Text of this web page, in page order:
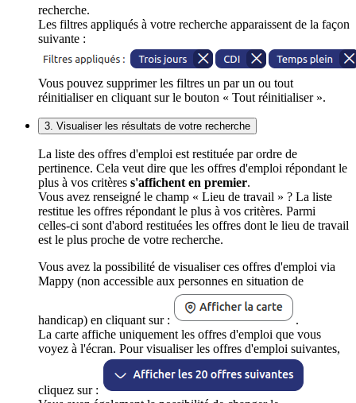
recherche.
Les filtres appliqués à votre recherche apparaissent de la façon
suivante :
Vous pouvez supprimer les filtres un par un ou tout
réinitialiser en cliquant sur le bouton « Tout réinitialiser ».
3. Visualiser les résultats de votre recherche
La liste des offres d'emploi est restituée par ordre de
pertinence. Cela veut dire que les offres d'emploi répondant le
plus à vos critères s'affichent en premier.
Vous avez renseigné le champ « Lieu de travail » ? La liste
restitue les offres répondant le plus à vos critères. Parmi
celles-ci sont d'abord restituées les offres dont le lieu de travail
est le plus proche de votre recherche.
Vous avez la possibilité de visualiser ces offres d'emploi via
Mappy (non accessible aux personnes en situation de
handicap) en cliquant sur :
.
La carte affiche uniquement les offres d'emploi que vous
voyez à l'écran. Pour visualiser les offres d'emploi suivantes,
cliquez sur :